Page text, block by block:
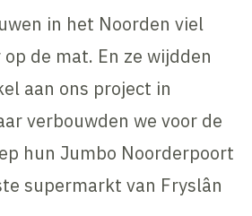
in het Noorden viel
de mat. En ze wijdden
aan ons project in
verbouwden we voor de
hun Jumbo Noorderpoort
supermarkt van Fryslân